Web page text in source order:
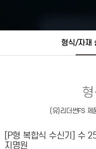
형식/자재
(유)리더썬FS 제
[P형 복합식 수신기] 수
지명원